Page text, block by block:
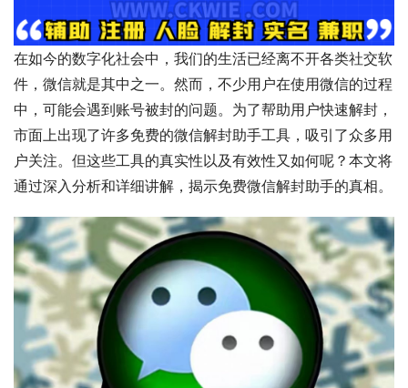
在如今的数字化社会中，我们的生活已经离不开各类社交软
件，微信就是其中之一。然而，不少用户在使用微信的过程
中，可能会遇到账号被封的问题。为了帮助用户快速解封，
市面上出现了许多免费的微信解封助手工具，吸引了众多用
户关注。但这些工具的真实性以及有效性又如何呢？本文将
通过深入分析和详细讲解，揭示免费微信解封助手的真相。